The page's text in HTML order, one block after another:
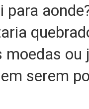
moedas
serem